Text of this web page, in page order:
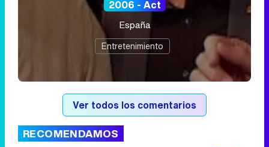
2006 - Act
España
Entretenimiento
Ver todos los comentarios
RECOMENDAMOS